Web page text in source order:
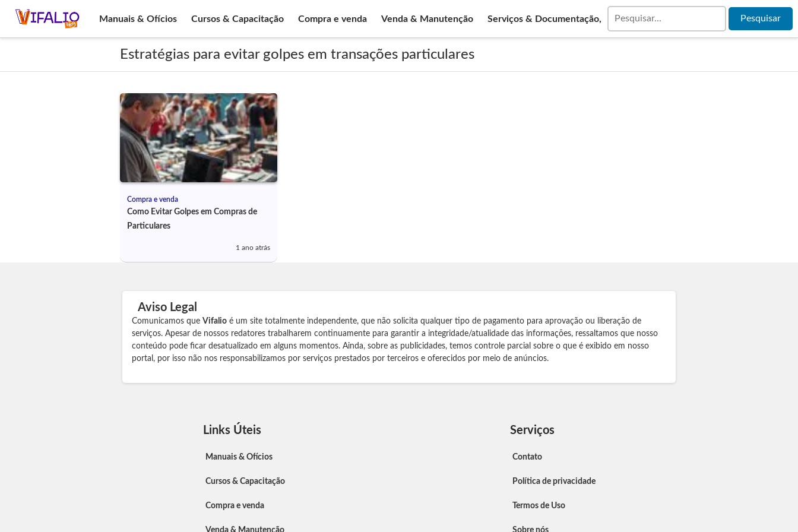
Manuais & Ofícios Cursos & Capacitação Compra e venda Venda & Manutenção Serviços & Documentação,
Estratégias para evitar golpes em transações particulares
Compra e venda
Como Evitar Golpes em Compras de
Particulares
1 ano atrás
Aviso Legal
Comunicamos que Vifalio é um site totalmente independente, que não solicita qualquer tipo de pagamento para aprovação ou liberação de
serviços. Apesar de nossos redatores trabalharem continuamente para garantir a integridade/atualidade das informações, ressaltamos que nosso
conteúdo pode ficar desatualizado em alguns momentos. Ainda, sobre as publicidades, temos controle parcial sobre o que é exibido em nosso
portal, por isso não nos responsabilizamos por serviços prestados por terceiros e oferecidos por meio de anúncios.
Links Úteis
Manuais & Ofícios
Cursos & Capacitação
Compra e venda
Venda & Manutenção
Serviços
Contato
Política de privacidade
Termos de Uso
Sobre nós